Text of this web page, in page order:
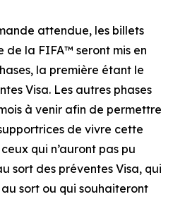
attendue, les billets
de la FIFA™ seront mis en
la première étant le
Visa. Les autres phases
à venir afin de permettre
de vivre cette
qui n’auront pas pu
sort des préventes Visa, qui
sort ou qui souhaiteront